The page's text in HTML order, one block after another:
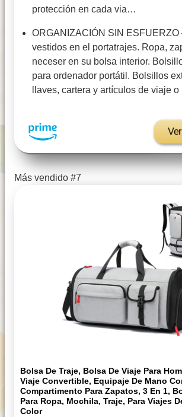
protección en cada via…
ORGANIZACIÓN SIN ESFUERZO
vestidos en el portatrajes. Ropa,
neceser en su bolsa interior.
para ordenador portátil. Bolsillos
llaves, cartera y artículos de viaje
Más vendido #7
Bolsa De Traje, Bolsa De Viaje Para
Viaje Convertible, Equipaje De Mano
Compartimento Para Zapatos, 3 En 1,
Para Ropa, Mochila, Traje, Para Viajes
Color